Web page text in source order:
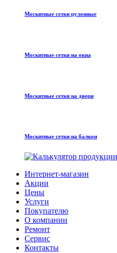
Москитные сетки рулонные
Москитные сетки на окна
Москитные сетки на двери
Москитные сетки на балкон
Интернет-магазин
Акции
Цены
Услуги
Покупателю
О компании
Ремонт
Сервис
Контакты